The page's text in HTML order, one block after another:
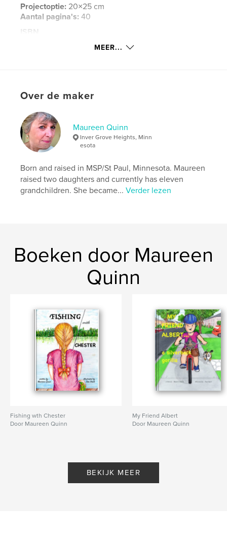
Projectoptie: 20×25 cm
Aantal pagina's:40
ISBN
,
MEER...
Over de maker
Maureen Quinn
Inver Grove Heights, Minn
esota
Born and raised in MSP/St Paul, Minnesota. Maureen
raised two daughters and currently has eleven
grandchildren. She became...Verder lezen
Boeken door Maureen
Quinn
Fishing wth Chester
Door Maureen Quinn
My Friend Albert
Door Maureen Quinn
BEKIJK MEER